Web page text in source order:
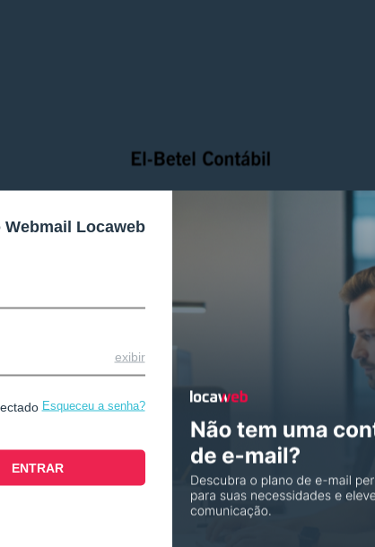
Webmail Locaweb
exibir
Esqueceu a senha?